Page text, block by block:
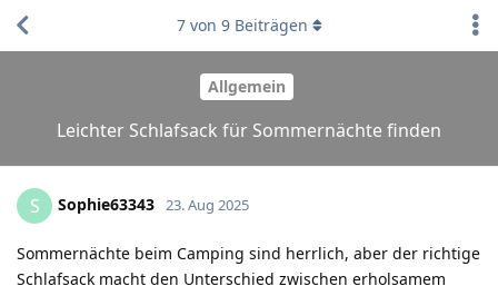
Allgemein
Leichter Schlafsack für Sommernächte finden
7von 9Beiträgen
S Sophie63343 23. Aug 2025
Sommernächte beim Camping sind herrlich, aber der richtige
Schlafsack macht den Unterschied zwischen erholsamem